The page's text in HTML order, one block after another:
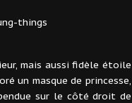
things
mais aussi fidèle étoile
un masque de princesse,
sur le côté droit de